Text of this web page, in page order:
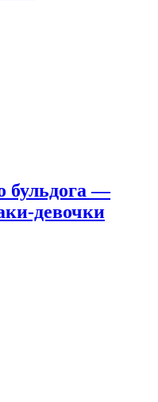
бульдога —
девочки